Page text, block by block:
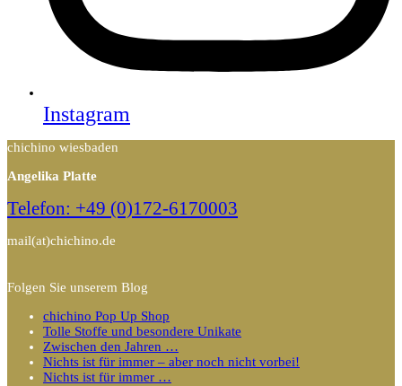
Instagram
chichino wiesbaden
Angelika Platte
Telefon: +49 (0)172-6170003
mail(at)chichino.de
Folgen Sie unserem Blog
chichino Pop Up Shop
Tolle Stoffe und besondere Unikate
Zwischen den Jahren …
Nichts ist für immer – aber noch nicht vorbei!
Nichts ist für immer …